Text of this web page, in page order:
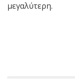
μεγαλύτερη.